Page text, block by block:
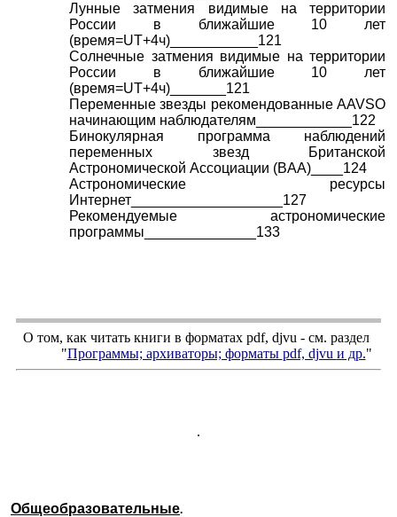
Лунные затмения видимые на территории
России в ближайшие 10 лет
(время=UT+4ч)___________121
Солнечные затмения видимые на территории
России в ближайшие 10 лет
(время=UT+4ч)_______121
Переменные звезды рекомендованные AAVSO
начинающим наблюдателям____________122
Бинокулярная программа наблюдений
переменных звезд Британской
Астрономической Ассоциации (BAA)____124
Астрономические ресурсы
Интернет___________________127
Рекомендуемые астрономические
программы______________133
О том, как читать книги в форматах pdf, djvu - см. раздел
"Программы; архиваторы; форматы pdf, djvu и др."
.
Общеобразовательные.